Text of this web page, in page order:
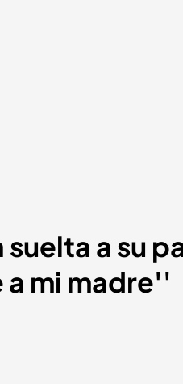
a su
a mi madre''